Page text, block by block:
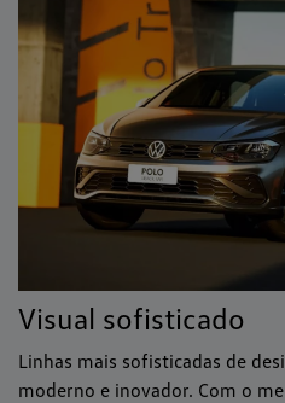
Visual sofisticado
Linhas mais sofisticadas de
moderno e inovador. Com o